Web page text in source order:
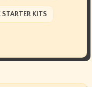
STARTER KITS